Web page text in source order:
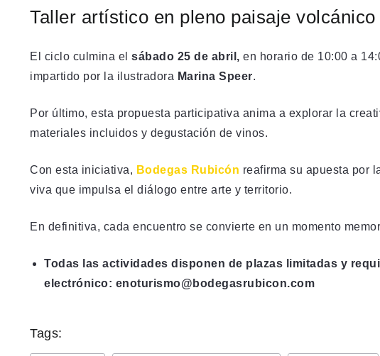
Taller artístico en pleno paisaje volcánico
El ciclo culmina el sábado 25 de abril, en horario de 10:00 a
impartido por la ilustradora Marina Speer.
Por último, esta propuesta participativa anima a explorar la
materiales incluidos y degustación de vinos.
Con esta iniciativa, Bodegas Rubicón reafirma su apuesta por
viva que impulsa el diálogo entre arte y territorio.
En definitiva, cada encuentro se convierte en un momento
Todas las actividades disponen de plazas limitadas y
electrónico: enoturismo@bodegasrubicon.com
Tags: